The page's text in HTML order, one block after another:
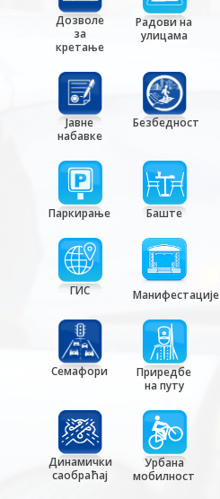
Дозволе
за
кретање
Радови на
улицама
Јавне
набавке
Безбедност
Паркирање Баште
ГИС Манифестације
Семафори
Приредбе
на путу
Динамички
саобраћај
Урбана
мобилност